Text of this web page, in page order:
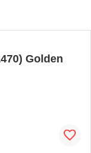
Golden